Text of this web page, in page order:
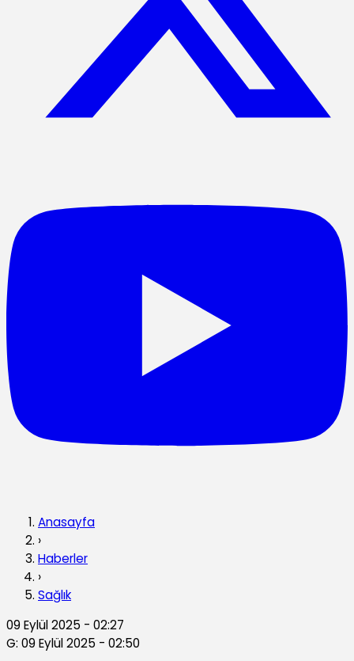
Anasayfa
›
Haberler
›
Sağlık
09 Eylül 2025 - 02:27
G: 09 Eylül 2025 - 02:50